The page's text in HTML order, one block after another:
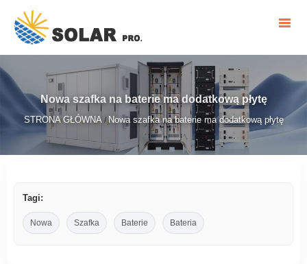
Nowa szafka na baterie ma dodatkową płytę
STRONA GŁÓWNA/Nowa szafka na baterie ma dodatkową płytę
Tagi:
Nowa Szafka Baterie Bateria